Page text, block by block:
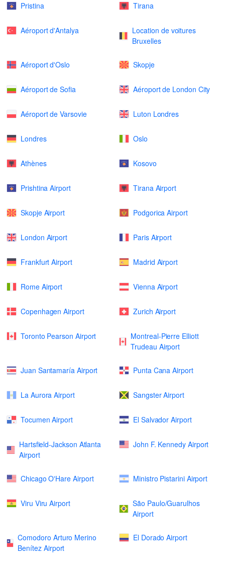
Pristina Tirana
Aéroport d'Antalya
Location de voitures
Bruxelles
Aéroport d'Oslo Skopje
Aéroport de Sofia Aéroport de London City
Aéroport de Varsovie Luton Londres
Londres Oslo
Athènes Kosovo
Prishtina Airport Tirana Airport
Skopje Airport Podgorica Airport
London Airport Paris Airport
Frankfurt Airport Madrid Airport
Rome Airport Vienna Airport
Copenhagen Airport Zurich Airport
Toronto Pearson Airport
Montreal-Pierre Elliott
Trudeau Airport
Juan Santamaría Airport Punta Cana Airport
La Aurora Airport Sangster Airport
Tocumen Airport El Salvador Airport
Hartsfield-Jackson Atlanta
Airport
John F. Kennedy Airport
Chicago O'Hare Airport Ministro Pistarini Airport
Viru Viru Airport
São Paulo/Guarulhos
Airport
Comodoro Arturo Merino
Benítez Airport
El Dorado Airport